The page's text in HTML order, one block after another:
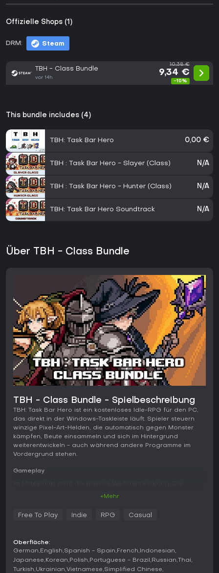
Offizielle Shops (1)
DRM: Steam
TBH - Class Bundle
vor 14h
10,38 €
9,34 €
-10%
This bundle includes (4)
TBH: Task Bar Hero 0,00 €
TBH : Task Bar Hero - Slayer (Class) N/A
TBH : Task Bar Hero - Hunter (Class) N/A
TBH: Task Bar Hero Soundtrack N/A
Über TBH - Class Bundle
TBH - Class Bundle - Spielbeschreibung
TBH: Task Bar Hero ist ein kostenloses Idle-RPG für den PC,
das direkt in der Windows-Taskleiste läuft. Spieler steuern
winzige Pixel-Art-Helden, die automatisch gegen Monster
kämpfen, Beute einsammeln und sich im Hintergrund
weiterentwickeln - auch während andere Programme im
Vordergrund stehen.
Gameplay
umfangreiche Anpassungsmöglichkeiten. Durch das
Ranger und Zauberer stehen kostenlos zur Verfügung;
weitere Klassen lassen sich über separate DLCs freischalten.
Spielmodi
+Mehr
Free To Play Indie RPG Casual
Oberfläche:
German English Spanish - Spain French
Indonesian
Japanese Korean Polish Portuguese - Brazil Russian Thai
Turkish Ukrainian Vietnamese Simplified Chinese